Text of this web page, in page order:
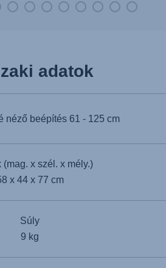
így akár 40%-kal*
adatok
néző beépítés 61 - 125 cm
(mag. x szél. x mély.)
x 44 x 77 cm
Súly
9 kg